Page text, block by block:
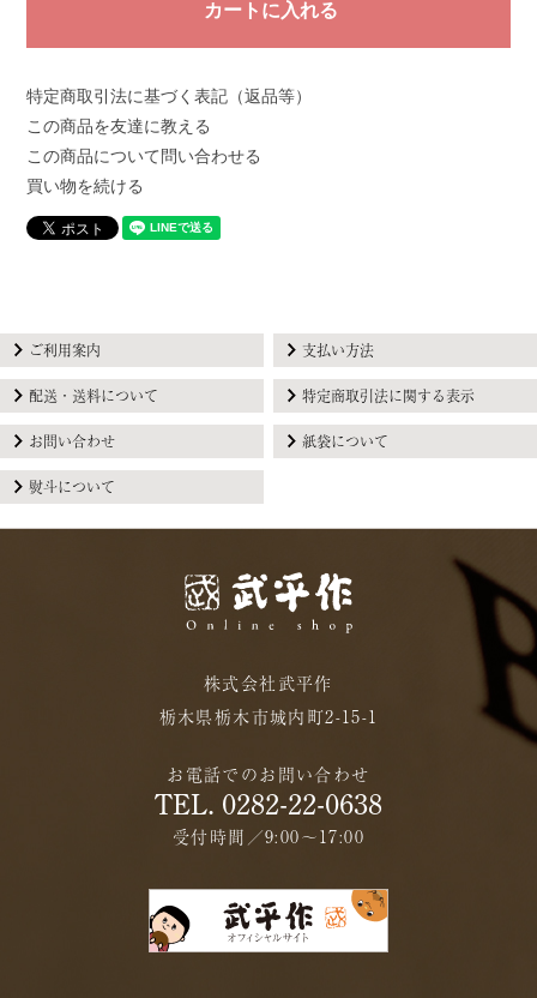
特定商取引法に基づく表記（返品等）
この商品を友達に教える
この商品について問い合わせる
買い物を続ける
ご利用案内 支払い方法
配送・送料について 特定商取引法に関する表示
お問い合わせ 紙袋について
熨斗について
株式会社武平作
栃木県栃木市城内町2-15-1
お電話でのお問い合わせ
TEL. 0282-22-0638
受付時間／9:00〜17:00